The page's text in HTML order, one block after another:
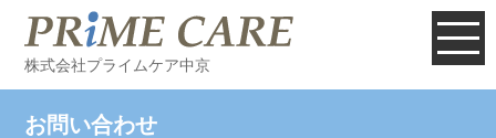
株式会社プライムケア中京
お問い合わせ